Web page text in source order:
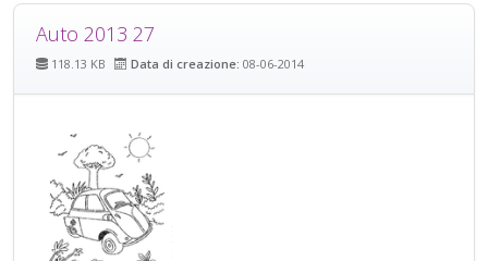
Auto 2013 27
118.13 KB Data di creazione: 08-06-2014